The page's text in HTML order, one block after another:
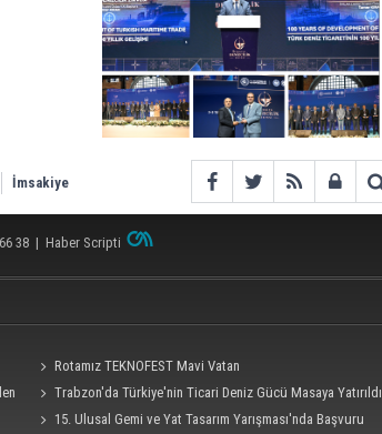
İmsakiye
38 | Haber Scripti
Rotamız TEKNOFEST Mavi Vatan
Trabzon'da Türkiye'nin Ticari Deniz Gücü Masaya Yatırıldı
15. Ulusal Gemi ve Yat Tasarım Yarışması'nda Başvuru